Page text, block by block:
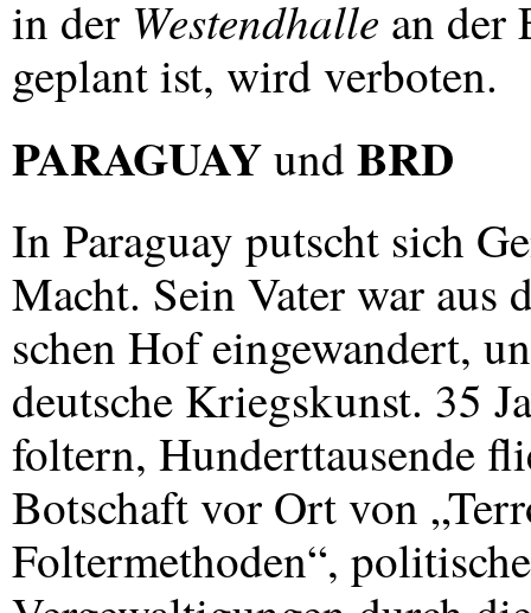
in der Westendhalle an der
geplant ist, wird verboten.
PARAGUAYundBRD
In Paraguay putscht sich
Macht. Sein Vater war aus
schen Hof eingewandert,
deutsche Kriegskunst. 35
foltern, Hunderttausende
Botschaft vor Ort von
Foltermethoden“,